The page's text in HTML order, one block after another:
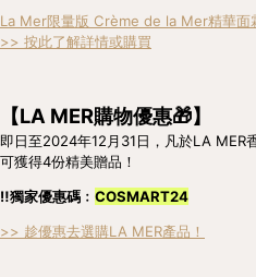
La Mer限量版 Crème de la Mer精華面
>> 按此了解詳情或購買
【LA MER購物優惠🎁】
即日至2024年12月31日，凡於LA MER
可獲得4份精美贈品！
‼️獨家優惠碼﹕ COSMART24
>> 趁優惠去選購LA MER產品！